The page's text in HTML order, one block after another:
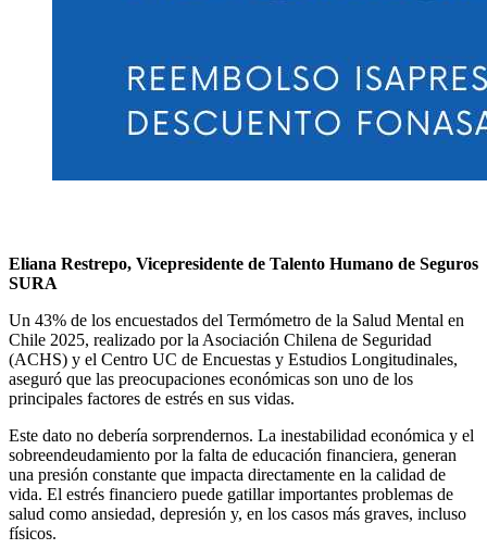
Eliana Restrepo, Vicepresidente de Talento Humano de Seguros
SURA
Un 43% de los encuestados del Termómetro de la Salud Mental en
Chile 2025, realizado por la Asociación Chilena de Seguridad
(ACHS) y el Centro UC de Encuestas y Estudios Longitudinales,
aseguró que las preocupaciones económicas son uno de los
principales factores de estrés en sus vidas.
Este dato no debería sorprendernos. La inestabilidad económica y el
sobreendeudamiento por la falta de educación financiera, generan
una presión constante que impacta directamente en la calidad de
vida. El estrés financiero puede gatillar importantes problemas de
salud como ansiedad, depresión y, en los casos más graves, incluso
físicos.